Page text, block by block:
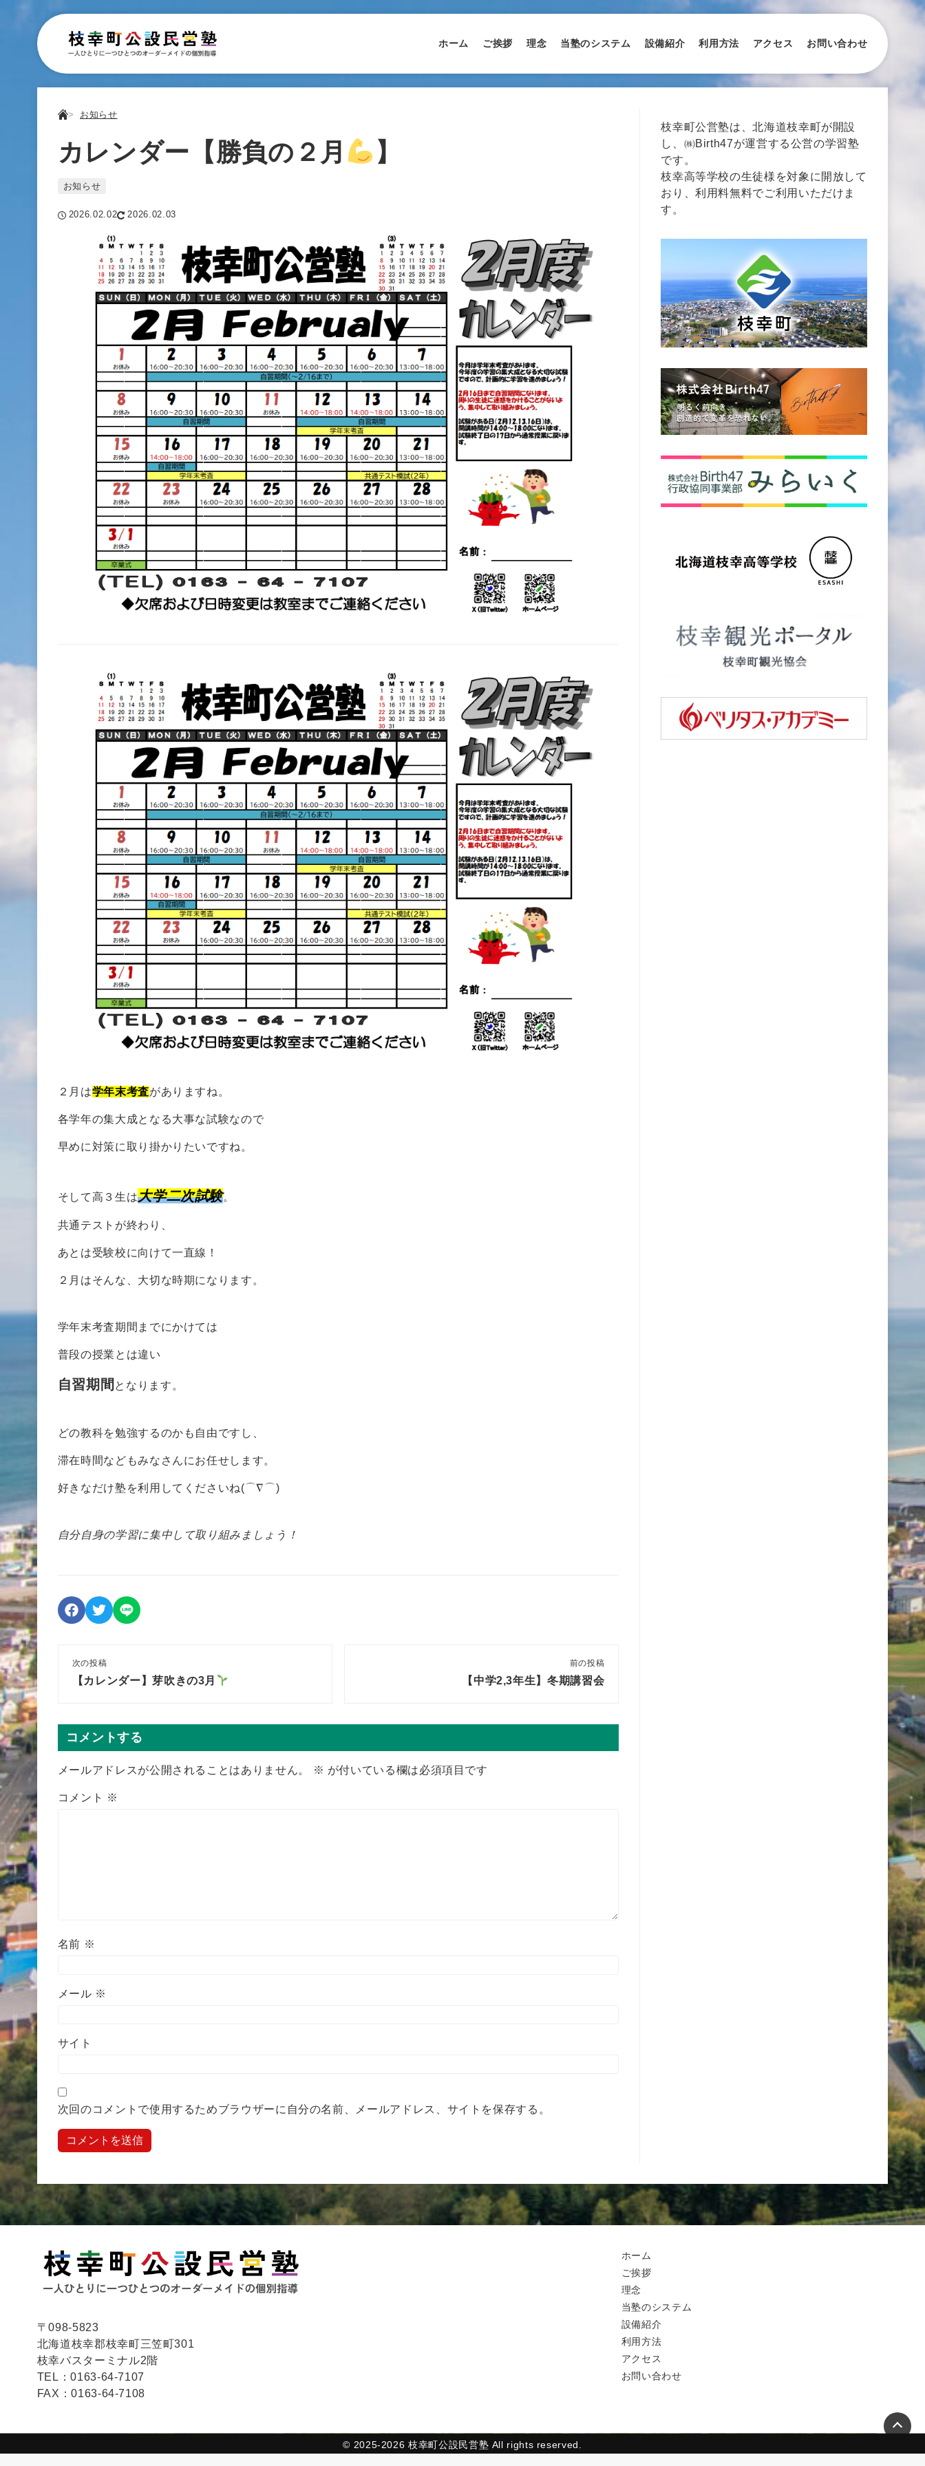
ホーム ご挨拶 理念 当塾のシステム 設備紹介 利用方法 アクセス お問い合わせ
お知らせ
カレンダー【勝負の２月 】
お知らせ
2026.02.02 2026.02.03
２月は学年末考査がありますね。
各学年の集大成となる大事な試験なので
早めに対策に取り掛かりたいですね。
そして高３生は大学二次試験。
共通テストが終わり、
あとは受験校に向けて一直線！
２月はそんな、大切な時期になります。
学年末考査期間までにかけては
普段の授業とは違い
自習期間 となります。
どの教科を勉強するのかも自由ですし、
滞在時間などもみなさんにお任せします。
好きなだけ塾を利用してくださいね(⌒∇⌒)
自分自身の学習に集中して取り組みましょう！
次の投稿
【カレンダー】芽吹きの3月
前の投稿
【中学2,3年生】冬期講習会
コメントする
メールアドレスが公開されることはありません。 ※ が付いている欄は必須項目です
コメント ※
名前 ※
メール ※
サイト
次回のコメントで使用するためブラウザーに自分の名前、メールアドレス、サイトを保存する。
枝幸町公営塾は、北海道枝幸町が開設
し、㈱Birth47が運営する公営の学習塾
です。
枝幸高等学校の生徒様を対象に開放して
おり、利用料無料でご利用いただけま
す。
〒098-5823
北海道枝幸郡枝幸町三笠町301
枝幸バスターミナル2階
TEL：0163-64-7107
FAX：0163-64-7108
ホーム
ご挨拶
理念
当塾のシステム
設備紹介
利用方法
アクセス
お問い合わせ
© 2025-2026 枝幸町公設民営塾 All rights reserved.